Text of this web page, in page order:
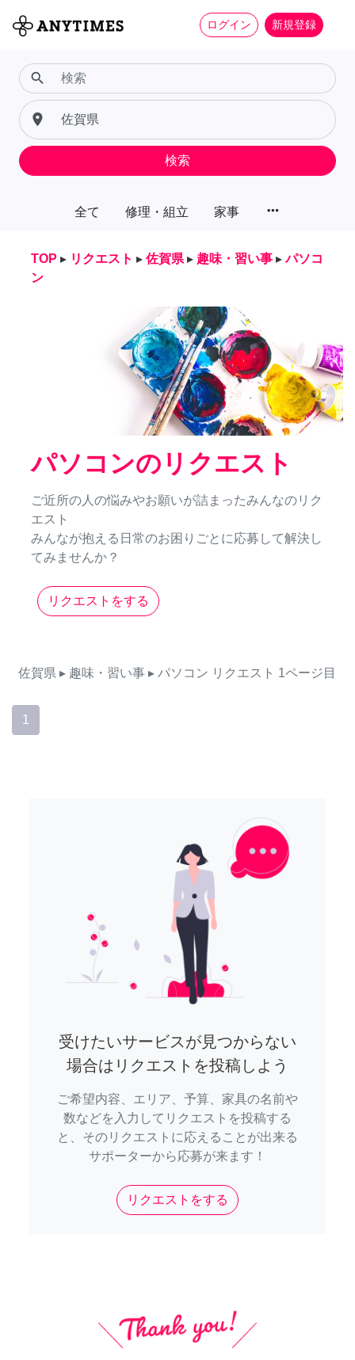
ログイン 新規登録
全て 修理・組立 家事 more_horiz
search
place
検索
TOP ▸ リクエスト ▸ 佐賀県 ▸ 趣味・習い事 ▸ パソコ
ン
パソコンのリクエスト
ご近所の人の悩みやお願いが詰まったみんなのリク
エスト
みんなが抱える日常のお困りごとに応募して解決し
てみませんか？
リクエストをする
佐賀県 ▸ 趣味・習い事 ▸ パソコン リクエスト 1ページ目
1
受けたいサービスが見つからない
場合はリクエストを投稿しよう
ご希望内容、エリア、予算、家具の名前や
数などを入力してリクエストを投稿する
と、そのリクエストに応えることが出来る
サポーターから応募が来ます！
リクエストをする